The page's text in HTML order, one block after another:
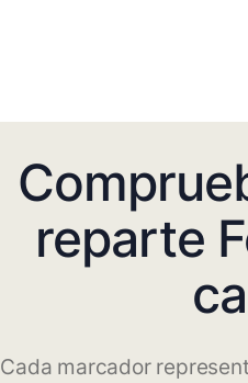
reparte
Cada marcador